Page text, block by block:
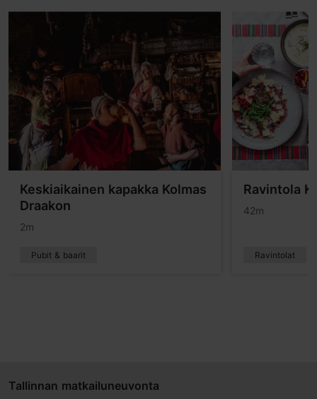
Keskiaikainen kapakka Kolmas
Draakon
2m
Pubit & baarit
Ravintola
42m
Ravintolat
Tallinnan matkailuneuvonta